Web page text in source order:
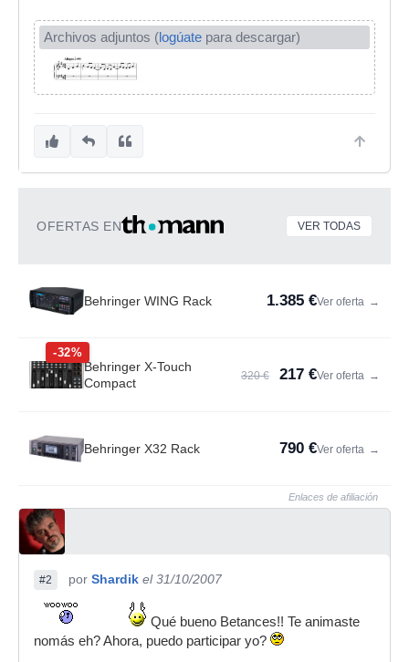
Archivos adjuntos (logúate para descargar)
OFERTAS EN VER TODAS
Behringer WING Rack 1.385 €Ver oferta →
-32%
Behringer X-Touch
Compact
320 € 217 €Ver oferta →
Behringer X32 Rack 790 €Ver oferta →
Enlaces de afiliación
#2 por Shardik el 31/10/2007
Qué bueno Betances!! Te animaste
nomás eh? Ahora, puedo participar yo?